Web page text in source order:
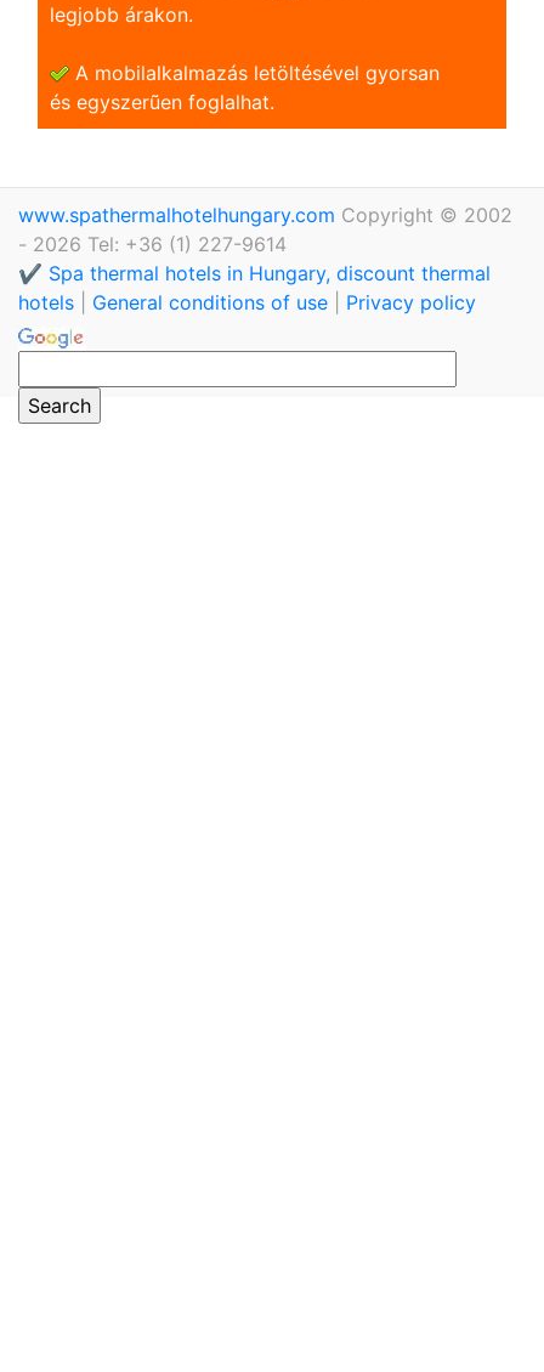
legjobb árakon.
A mobilalkalmazás letöltésével gyorsan
és egyszerũen foglalhat.
www.spathermalhotelhungary.com Copyright © 2002
- 2026 Tel: +36 (1) 227-9614
✔️ Spa thermal hotels in Hungary, discount thermal
hotels
General conditions of use Privacy policy